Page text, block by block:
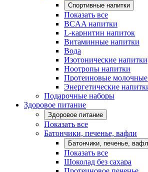
Спортивные напитки
Показать все
BCAA напитки
L-карнитин напиток
Витаминные напитки
Вода
Изотонические напитки
Ноотропы напитки
Протеиновые молочные
Энергетические
Подарочные наборы
Здоровое питание
Здоровое питание
Показать все
Батончики, печенье, вафли
Батончики, печенье,
Показать все
Шоколад без сахара